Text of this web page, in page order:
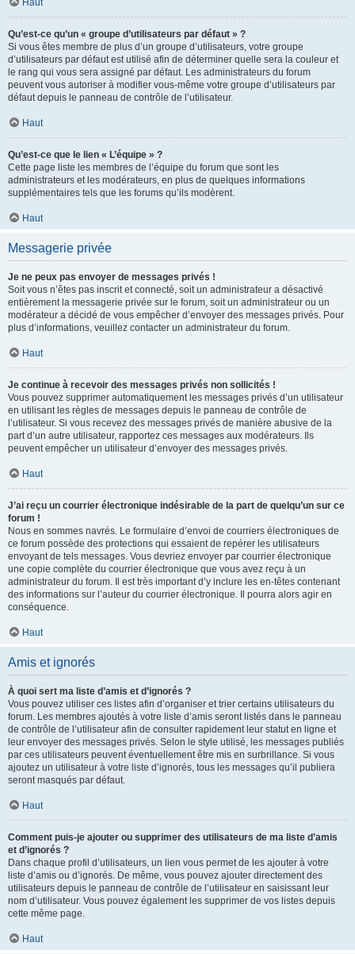
Haut
Qu’est-ce qu’un « groupe d’utilisateurs par défaut » ?
Si vous êtes membre de plus d’un groupe d’utilisateurs, votre groupe
d’utilisateurs par défaut est utilisé afin de déterminer quelle sera la couleur et
le rang qui vous sera assigné par défaut. Les administrateurs du forum
peuvent vous autoriser à modifier vous-même votre groupe d’utilisateurs par
défaut depuis le panneau de contrôle de l’utilisateur.
Haut
Qu’est-ce que le lien « L’équipe » ?
Cette page liste les membres de l’équipe du forum que sont les
administrateurs et les modérateurs, en plus de quelques informations
supplémentaires tels que les forums qu’ils modèrent.
Haut
Messagerie privée
Je ne peux pas envoyer de messages privés !
Soit vous n’êtes pas inscrit et connecté, soit un administrateur a désactivé
entièrement la messagerie privée sur le forum, soit un administrateur ou un
modérateur a décidé de vous empêcher d’envoyer des messages privés. Pour
plus d’informations, veuillez contacter un administrateur du forum.
Haut
Je continue à recevoir des messages privés non sollicités !
Vous pouvez supprimer automatiquement les messages privés d’un utilisateur
en utilisant les règles de messages depuis le panneau de contrôle de
l’utilisateur. Si vous recevez des messages privés de manière abusive de la
part d’un autre utilisateur, rapportez ces messages aux modérateurs. Ils
peuvent empêcher un utilisateur d’envoyer des messages privés.
Haut
J’ai reçu un courrier électronique indésirable de la part de quelqu’un sur ce
forum !
Nous en sommes navrés. Le formulaire d’envoi de courriers électroniques de
ce forum possède des protections qui essaient de repérer les utilisateurs
envoyant de tels messages. Vous devriez envoyer par courrier électronique
une copie complète du courrier électronique que vous avez reçu à un
administrateur du forum. Il est très important d’y inclure les en-têtes contenant
des informations sur l’auteur du courrier électronique. Il pourra alors agir en
conséquence.
Haut
Amis et ignorés
À quoi sert ma liste d’amis et d’ignorés ?
Vous pouvez utiliser ces listes afin d’organiser et trier certains utilisateurs du
forum. Les membres ajoutés à votre liste d’amis seront listés dans le panneau
de contrôle de l’utilisateur afin de consulter rapidement leur statut en ligne et
leur envoyer des messages privés. Selon le style utilisé, les messages publiés
par ces utilisateurs peuvent éventuellement être mis en surbrillance. Si vous
ajoutez un utilisateur à votre liste d’ignorés, tous les messages qu’il publiera
seront masqués par défaut.
Haut
Comment puis-je ajouter ou supprimer des utilisateurs de ma liste d’amis
et d’ignorés ?
Dans chaque profil d’utilisateurs, un lien vous permet de les ajouter à votre
liste d’amis ou d’ignorés. De même, vous pouvez ajouter directement des
utilisateurs depuis le panneau de contrôle de l’utilisateur en saisissant leur
nom d’utilisateur. Vous pouvez également les supprimer de vos listes depuis
cette même page.
Haut